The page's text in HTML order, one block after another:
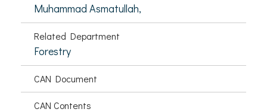
Muhammad Asmatullah,
Related Department
Forestry
CAN Document
CAN Contents